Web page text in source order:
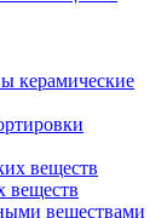
керамические
веществ